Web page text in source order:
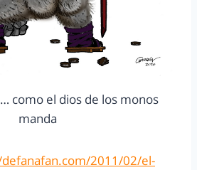
como el dios de los monos
manda
2011/02/el-